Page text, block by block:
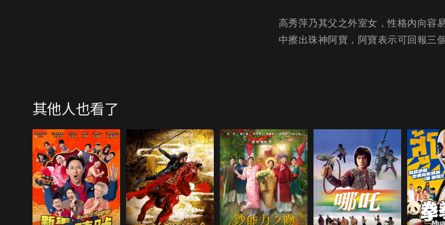
高秀萍乃其父之外室女，性格內向容
中擦出珠神阿寶，阿寶表示可回報三
其他人也看了